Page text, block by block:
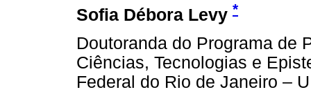
Sofia Débora Levy *
Doutoranda do Programa de
Ciências, Tecnologias e
Federal do Rio de Janeiro –